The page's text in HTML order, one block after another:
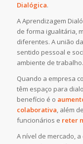
Dialógica.
A Aprendizagem
de forma igualitária,
diferentes. A união
sentido pessoal e
ambiente de trabalho.
Quando a empresa
têm espaço para
benefício é o
colaborativa, além de
funcionários e reter
A nível de mercado,